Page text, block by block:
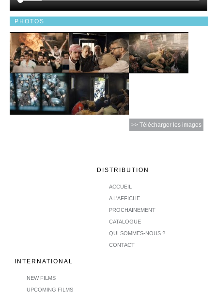
PHOTOS
>> Télécharger les images
DISTRIBUTION
ACCUEIL
A L'AFFICHE
PROCHAINEMENT
CATALOGUE
QUI SOMMES-NOUS ?
CONTACT
INTERNATIONAL
NEW FILMS
UPCOMING FILMS